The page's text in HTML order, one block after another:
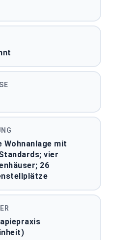
ANZEIGEN
Wohnanlage mit
vier
26